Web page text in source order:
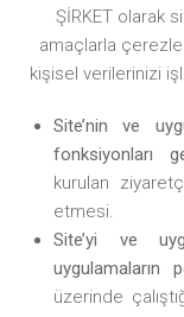
ŞİRKET olarak
amaçlarla
kişisel verilerinizi
Site’nin ve
fonksiyonları
kurulan
etmesi.
Site’yi ve
uygulamaların
üzerinde